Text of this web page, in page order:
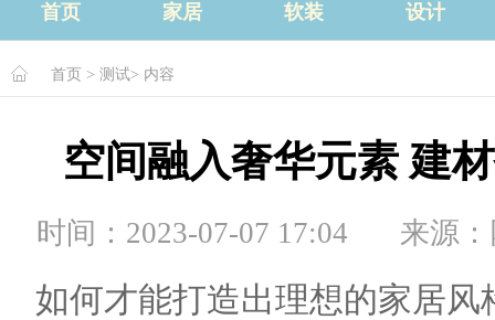
首页 家居 软装 设计
首页 > 测试> 内容
空间融入奢华元素 建
时间：2023-07-07 17:04 来源
如何才能打造出理想的家居风